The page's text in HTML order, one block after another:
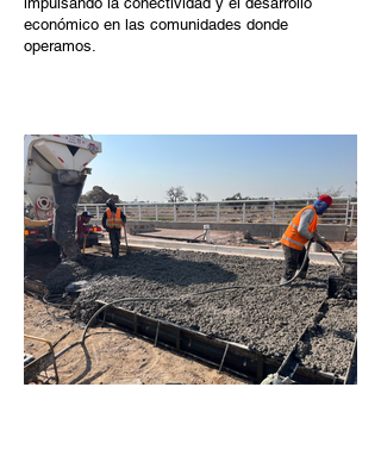
económico en las comunidades donde
operamos.